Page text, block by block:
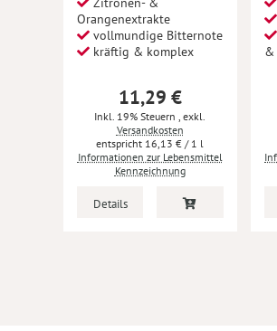
Orangenextrakte
vollmundige Bitternote
kräftig & komplex
11,29 €
Inkl. 19% Steuern, exkl.
Versandkosten
16,13 € / 1 l
Informationen zur Lebensmittel
Kennzeichnung
Details
&